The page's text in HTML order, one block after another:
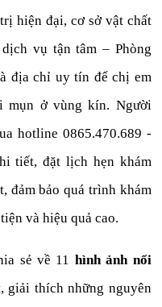
hiện đại, cơ sở vật chất
vụ tận tâm – Phòng
địa chỉ uy tín để chị em
mụn ở vùng kín. Người
hotline 0865.470.689 -
tiết, đặt lịch hẹn khám
đảm bảo quá trình khám
và hiệu quả cao.
sẻ về 11 hình ảnh nổi
giải thích những nguyên